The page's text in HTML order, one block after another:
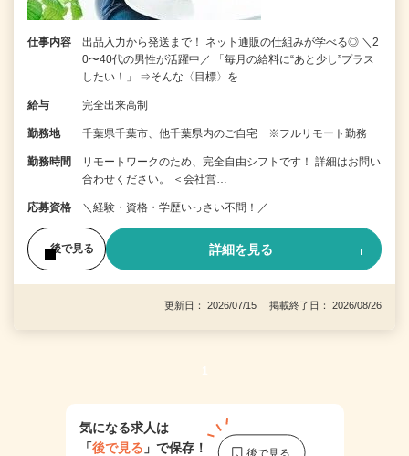
仕事内容
出品入力から発送まで！ ネット通販の仕組みが学べる◎ ＼2
0〜40代の男性が活躍中／ 「毎月の給料に“あと少し”プラス
したい！」 ⇒そんな〈目標〉を…
給与 完全出来高制
勤務地 千葉県千葉市、他千葉県内のご自宅 ※フルリモート勤務
勤務時間
リモートワークのため、完全自由シフトです！ 詳細はお問い
合わせください。 ＜会社営…
応募資格 ＼経験・資格・学歴いっさい不問！／
後で見る 詳細を見る
更新日： 2026/07/15 掲載終了日： 2026/08/26
1
気になる求人は
「後で見る 」で保存！